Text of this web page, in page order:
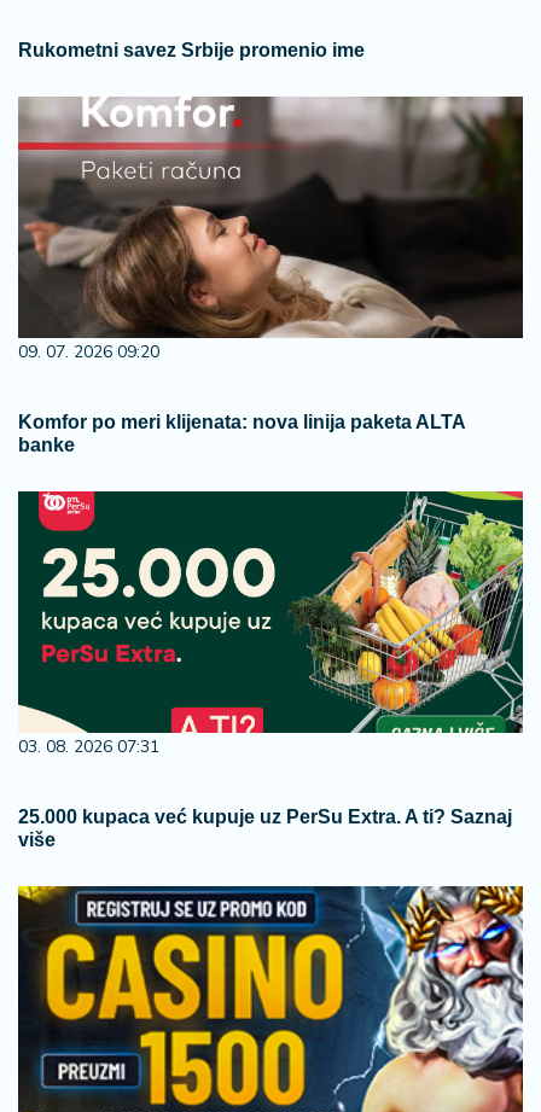
Rukometni savez Srbije promenio ime
09. 07. 2026 09:20
Komfor po meri klijenata: nova linija paketa ALTA
banke
03. 08. 2026 07:31
25.000 kupaca već kupuje uz PerSu Extra. A ti? Saznaj
više